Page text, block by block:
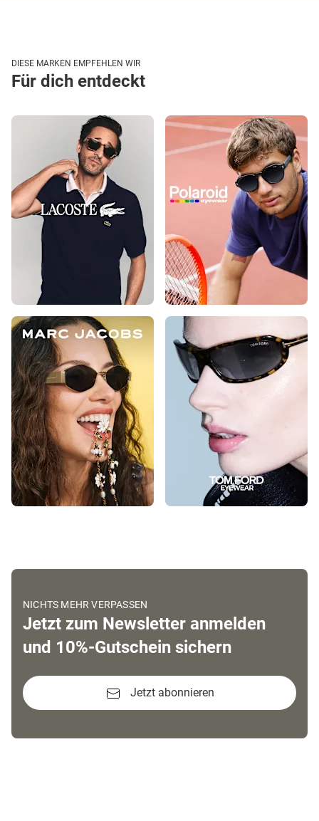
DIESE MARKEN EMPFEHLEN WIR
Für dich entdeckt
NICHTS MEHR VERPASSEN
Jetzt zum Newsletter anmelden
und 10%-Gutschein sichern
Jetzt abonnieren